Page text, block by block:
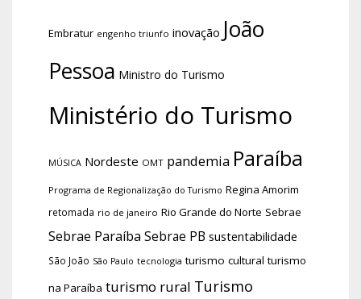
Embratur engenho triunfo inovação João
Pessoa Ministro do Turismo
Ministério do Turismo
MÚSICA Nordeste OMT pandemia Paraíba
Programa de Regionalização do Turismo Regina Amorim
retomada rio de janeiro Rio Grande do Norte Sebrae
Sebrae Paraíba Sebrae PB sustentabilidade
São João São Paulo tecnologia turismo cultural turismo
na Paraíba turismo rural Turismo